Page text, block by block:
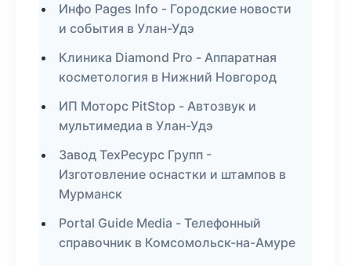
Инфо Pages Info - Городские новости
и события в Улан-Удэ
Клиника Diamond Pro - Аппаратная
косметология в Нижний Новгород
ИП Моторс PitStop - Автозвук и
мультимедиа в Улан-Удэ
Завод ТехРесурс Групп -
Изготовление оснастки и штампов в
Мурманск
Portal Guide Media - Телефонный
справочник в Комсомольск-на-Амуре